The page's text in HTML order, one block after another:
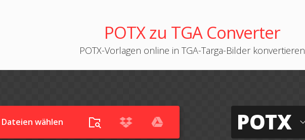
POTX zu TGA Converter
POTX-Vorlagen online in TGA-Targa-Bilder konvertieren
Dateien wählen POTX